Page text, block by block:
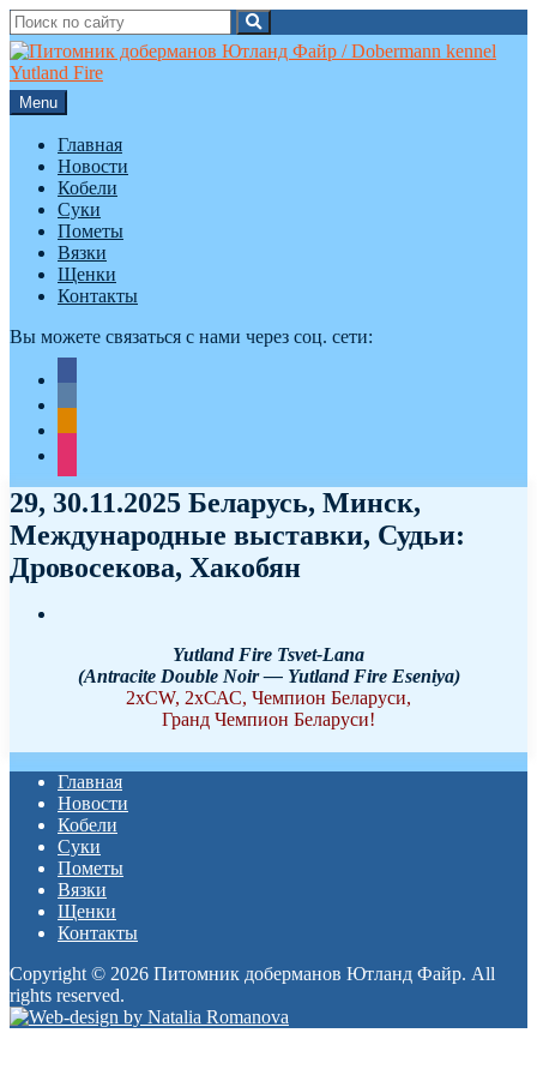
Search
for:
Search
Skip
to
content
Menu
Главная
Новости
Кобели
Суки
Пометы
Вязки
Щенки
Контакты
Вы можете связаться с нами через соц. сети:
29, 30.11.2025 Беларусь, Минск,
Международные выставки, Судьи:
Дровосекова, Хакобян
Yutland Fire Tsvet-Lana
(Antracite Double Noir — Yutland Fire Eseniya)
2хCW, 2хСАС, Чемпион Беларуси,
Гранд Чемпион Беларуси!
Главная
Новости
Кобели
Суки
Пометы
Вязки
Щенки
Контакты
Copyright © 2026 Питомник доберманов Ютланд Файр. All
rights reserved.